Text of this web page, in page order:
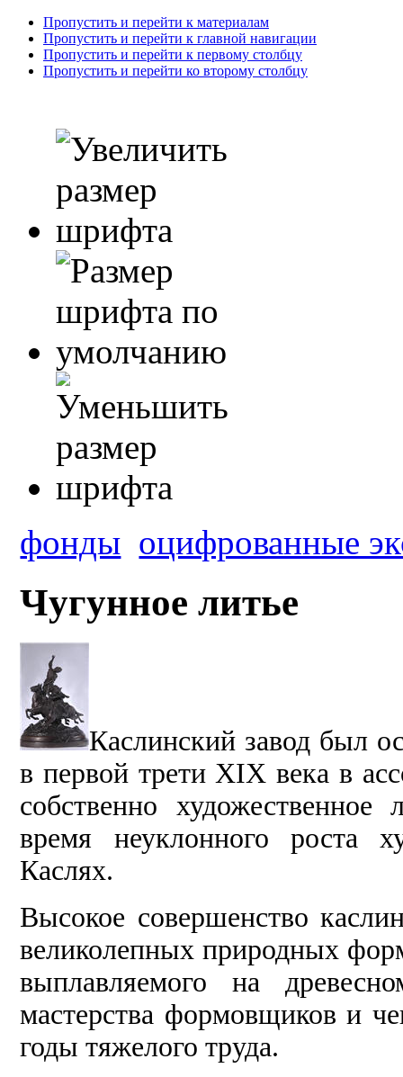
Пропустить и перейти к материалам
Пропустить и перейти к главной навигации
Пропустить и перейти к первому столбцу
Пропустить и перейти ко второму столбцу
фонды оцифрованные
Чугунное литье
Каслинский завод был
в первой трети XIX века в
собственно
время неуклонного роста
Каслях.
Высокое совершенство
великолепных природных
выплавляемого на
мастерства формовщиков и
годы тяжелого труда.